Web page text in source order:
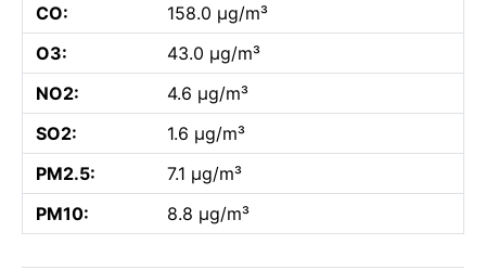
CO:
158.0 µg/m³
O3:
43.0 µg/m³
NO2:
4.6 µg/m³
SO2:
1.6 µg/m³
PM2.5:
7.1 µg/m³
PM10:
8.8 µg/m³